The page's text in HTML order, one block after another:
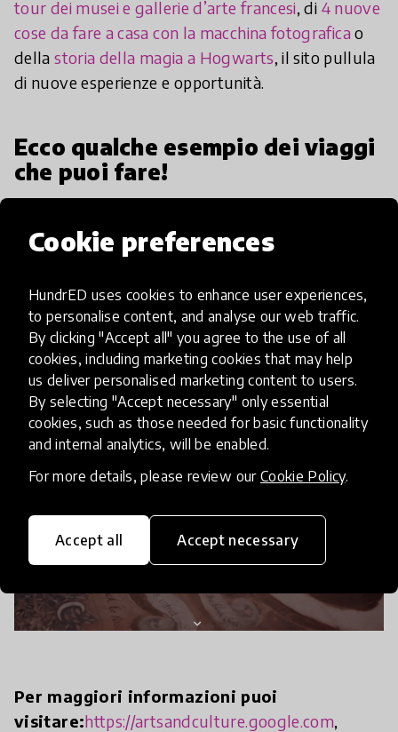
Cookie preferences
HundrED uses cookies to enhance user experiences,
to personalise content, and analyse our web traffic.
By clicking "Accept all" you agree to the use of all
cookies, including marketing cookies that may help
us deliver personalised marketing content to users.
By selecting "Accept necessary" only essential
cookies, such as those needed for basic functionality
and internal analytics, will be enabled.
For more details, please review our Cookie Policy.
Accept all Accept necessary
tour dei musei e gallerie d’arte francesi, di 4 nuove
cose da fare a casa con la macchina fotograficao
dellastoria della magia a Hogwarts, il sito pullula
di nuove esperienze e opportunità.
Ecco qualche esempio dei viaggi
che puoi fare!
Per maggiori informazioni puoi
visitare:https://artsandculture.google.com,